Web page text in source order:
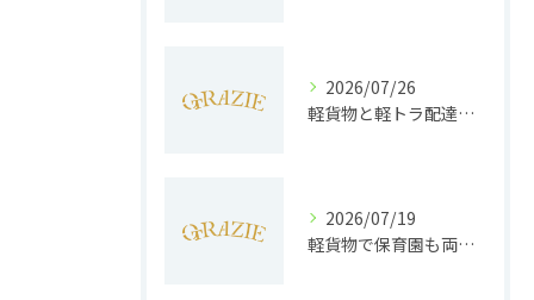
2026/07/26
軽貨物と軽トラ配達の収益実態と独立へのステップを徹底解説
2026/07/19
軽貨物で保育園も両立静岡県浜松市で子育てと働きやすさを実現する方法